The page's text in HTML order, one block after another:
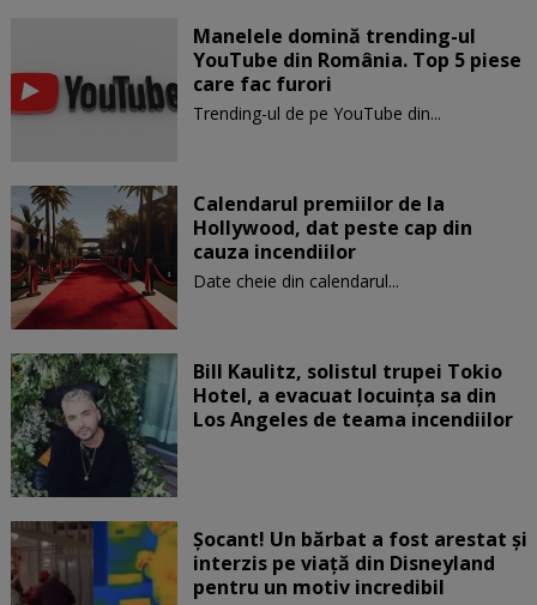
Manelele domină trending-ul
YouTube din România. Top 5 piese
care fac furori
Trending-ul de pe YouTube din...
Calendarul premiilor de la
Hollywood, dat peste cap din
cauza incendiilor
Date cheie din calendarul...
Bill Kaulitz, solistul trupei Tokio
Hotel, a evacuat locuinţa sa din
Los Angeles de teama incendiilor
Șocant! Un bărbat a fost arestat și
interzis pe viață din Disneyland
pentru un motiv incredibil